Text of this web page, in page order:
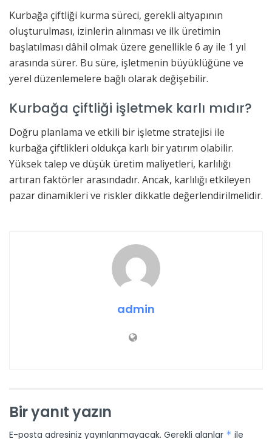
Kurbağa çiftliği kurma süreci, gerekli altyapının
oluşturulması, izinlerin alınması ve ilk üretimin
başlatılması dâhil olmak üzere genellikle 6 ay ile 1 yıl
arasında sürer. Bu süre, işletmenin büyüklüğüne ve
yerel düzenlemelere bağlı olarak değişebilir.
Kurbağa çiftliği işletmek karlı mıdır?
Doğru planlama ve etkili bir işletme stratejisi ile
kurbağa çiftlikleri oldukça karlı bir yatırım olabilir.
Yüksek talep ve düşük üretim maliyetleri, karlılığı
artıran faktörler arasındadır. Ancak, karlılığı etkileyen
pazar dinamikleri ve riskler dikkatle değerlendirilmelidir.
admin
Bir yanıt yazın
E-posta adresiniz yayınlanmayacak. Gerekli alanlar * ile